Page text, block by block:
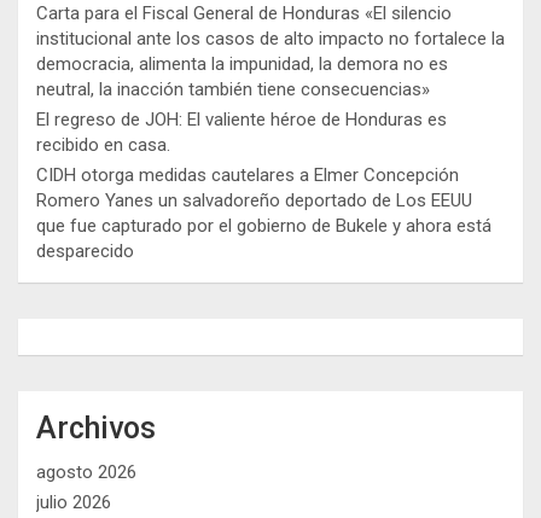
Carta para el Fiscal General de Honduras «El silencio
institucional ante los casos de alto impacto no fortalece la
democracia, alimenta la impunidad, la demora no es
neutral, la inacción también tiene consecuencias»
El regreso de JOH: El valiente héroe de Honduras es
recibido en casa.
CIDH otorga medidas cautelares a Elmer Concepción
Romero Yanes un salvadoreño deportado de Los EEUU
que fue capturado por el gobierno de Bukele y ahora está
desparecido
Archivos
agosto 2026
julio 2026